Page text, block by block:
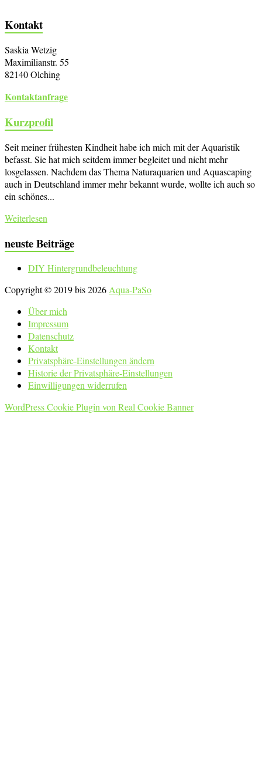
Kontakt
Saskia Wetzig
Maximilianstr. 55
82140 Olching
Kontaktanfrage
Kurzprofil
Seit meiner frühesten Kindheit habe ich mich mit der Aquaristik
befasst. Sie hat mich seitdem immer begleitet und nicht mehr
losgelassen. Nachdem das Thema Naturaquarien und Aquascaping
auch in Deutschland immer mehr bekannt wurde, wollte ich auch so
ein schönes...
Weiterlesen
neuste Beiträge
DIY Hintergrundbeleuchtung
Copyright © 2019 bis 2026Aqua-PaSo
Über mich
Impressum
Datenschutz
Kontakt
Privatsphäre-Einstellungen ändern
Historie der Privatsphäre-Einstellungen
Einwilligungen widerrufen
WordPress Cookie Plugin von Real Cookie Banner